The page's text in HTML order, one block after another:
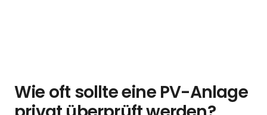
Wie oft sollte eine PV-Anlage